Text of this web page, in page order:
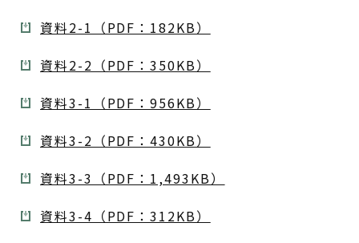
資料2-1（PDF：182KB）
資料2-2（PDF：350KB）
資料3-1（PDF：956KB）
資料3-2（PDF：430KB）
資料3-3（PDF：1,493KB）
資料3-4（PDF：312KB）